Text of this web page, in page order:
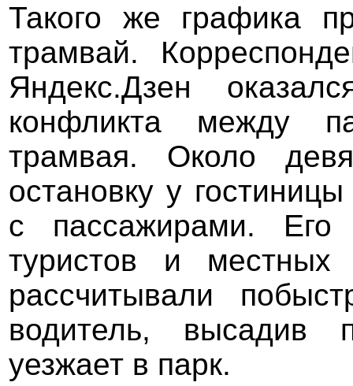
Такого же графика
трамвай.
Яндекс.Дзен
конфликта между
трамвая. Около
остановку у
с пассажирами. Его
туристов и
рассчитывали
водитель, высадив
уезжает в парк.